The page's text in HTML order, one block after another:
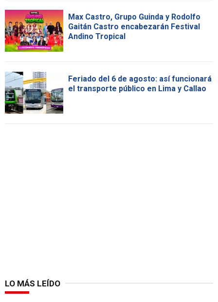
Max Castro, Grupo Guinda y Rodolfo
Gaitán Castro encabezarán Festival
Andino Tropical
Feriado del 6 de agosto: así funcionará
el transporte público en Lima y Callao
LO MÁS LEÍDO